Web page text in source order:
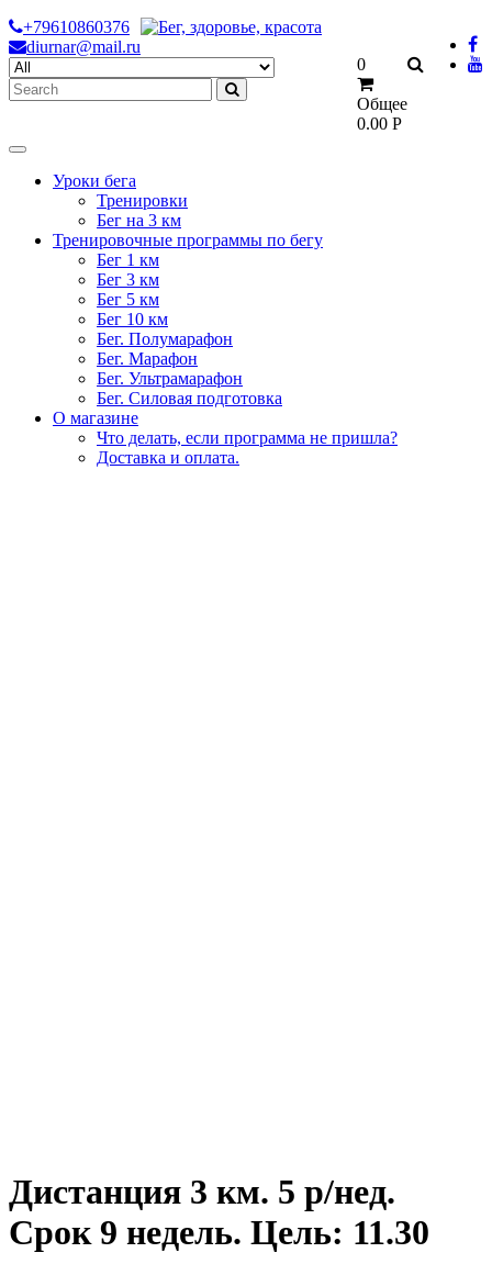
Skip
to
content
+79610860376
diurnar@mail.ru
0
Общее
0.00 Р
Уроки бега
Тренировки
Бег на 3 км
Тренировочные программы по бегу
Бег 1 км
Бег 3 км
Бег 5 км
Бег 10 км
Бег. Полумарафон
Бег. Марафон
Бег. Ультрамарафон
Бег. Силовая подготовка
О магазине
Что делать, если программа не пришла?
Доставка и оплата.
Search
for:
Дистанция 3 км. 5 р/нед.
Срок 9 недель. Цель: 11.30